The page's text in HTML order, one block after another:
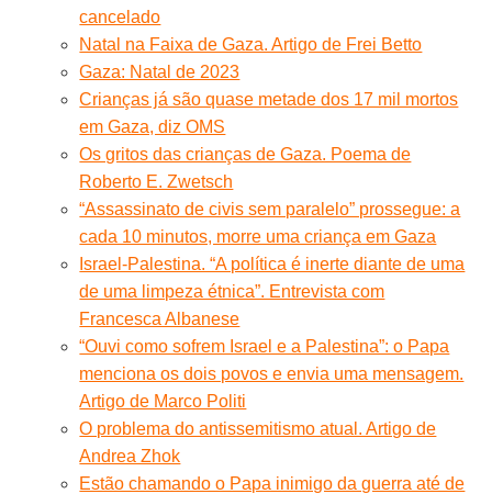
cancelado
Natal na Faixa de Gaza. Artigo de Frei Betto
Gaza: Natal de 2023
Crianças já são quase metade dos 17 mil mortos
em Gaza, diz OMS
Os gritos das crianças de Gaza. Poema de
Roberto E. Zwetsch
“Assassinato de civis sem paralelo” prossegue: a
cada 10 minutos, morre uma criança em Gaza
Israel-Palestina. “A política é inerte diante de uma
de uma limpeza étnica”. Entrevista com
Francesca Albanese
“Ouvi como sofrem Israel e a Palestina”: o Papa
menciona os dois povos e envia uma mensagem.
Artigo de Marco Politi
O problema do antissemitismo atual. Artigo de
Andrea Zhok
Estão chamando o Papa inimigo da guerra até de